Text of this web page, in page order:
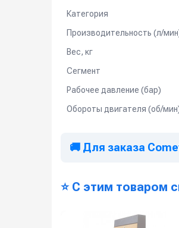
Категория
Производительность (л/
Вес, кг
Сегмент
Рабочее давление (бар)
Обороты двигателя (об/
🚚 Для заказа
⭐ С этим товаром